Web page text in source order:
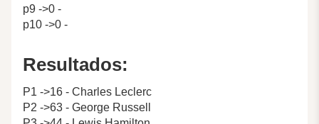
p9 ->0 -
p10 ->0 -
Resultados:
P1 ->16 - Charles Leclerc
P2 ->63 - George Russell